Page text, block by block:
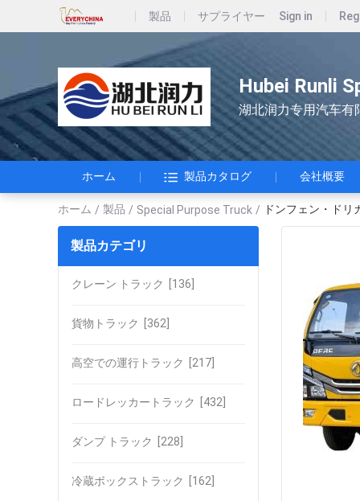
製品 サプライヤー Sign in
Hubei Runli
湖北润力专用汽车有
ホーム 製品カタログ 会社概要
ホーム / 製品 / Special Purpose Truck / ドンフェン・ド
製品カテゴリ
クレーン トラック [136]
貨物トラック [362]
高空での運行トラック [217]
ロードレッカートラック [432]
ダンプ トラック [228]
冷蔵ボックストラック [162]